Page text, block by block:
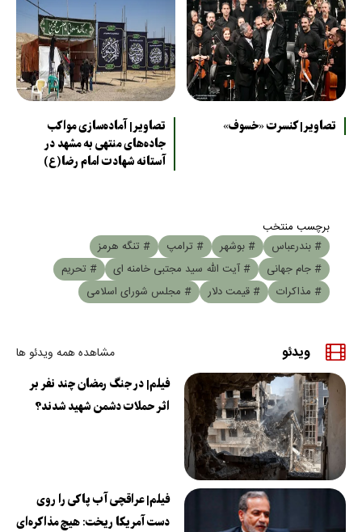
تصاویر| کنسرت «خسوف»
تصاویر| آماده‌سازی مواکب
جاده‌های منتهی به مشهد در
آستانه شهادت امام رضا(ع)
برچسب منتخب
# بندرعباس
# بوشهر # ترامپ
# تنگه هرمز
# جام جهانی
# آیت الله سید مجتبی خامنه ای
# تحریم
# مذاکرات
# قیمت دلار # مجلس شورای اسلامی
ویدئو مشاهده همه ویدئو ها
فیلم| در جنگ رمضان چند نفر بر
اثر حملات دشمن شهید شدند؟
فیلم| عراقچی آب پاکی را روی
دست آمریکا ریخت: هیچ مذاکره‌ای